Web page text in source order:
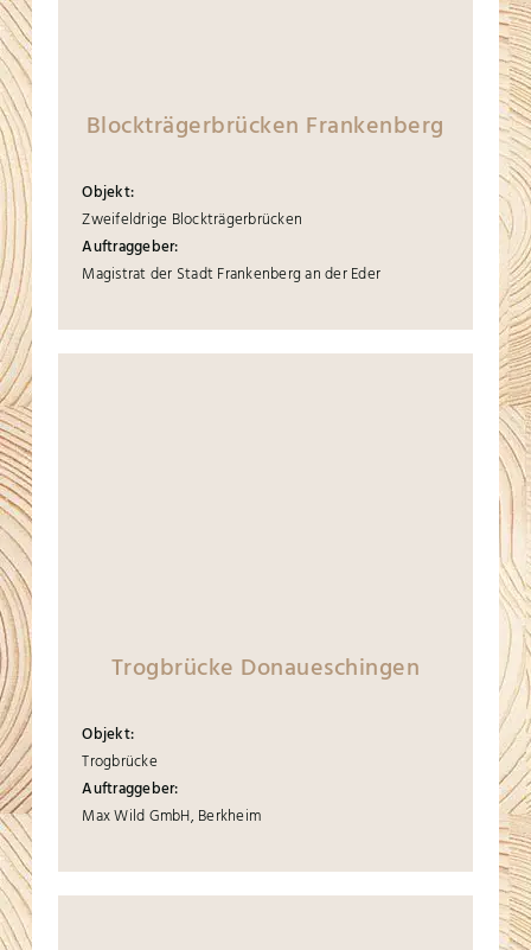
Blockträgerbrücken Frankenberg
Objekt:
Zweifeldrige Blockträgerbrücken
Auftraggeber:
Magistrat der Stadt Frankenberg an der Eder
Trogbrücke Donaueschingen
Objekt:
Trogbrücke
Auftraggeber:
Max Wild GmbH, Berkheim